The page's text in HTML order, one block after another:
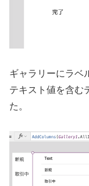
ギャラリーにラベ
テキスト値を含む
た。